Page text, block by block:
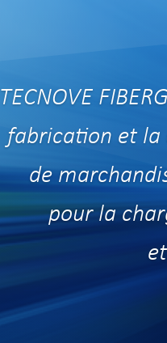
TECNOVE
fabrication et la
de
pour la
et